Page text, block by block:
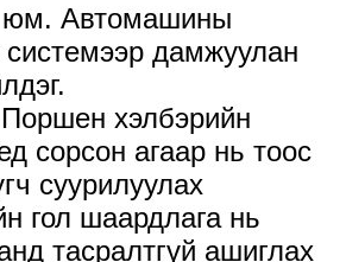
юм. Автомашины
системээр дамжуулан
хэлбэрийн
сорсон агаар нь тоос
суурилуулах
гол шаардлага нь
тасралтгүй ашиглах